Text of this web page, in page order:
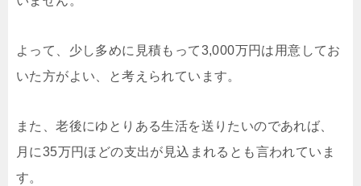
よって、少し多めに見積もって3,000万円は用意してお
いた方がよい、と考えられています。
また、老後にゆとりある生活を送りたいのであれば、
月に35万円ほどの支出が見込まれるとも言われていま
す。